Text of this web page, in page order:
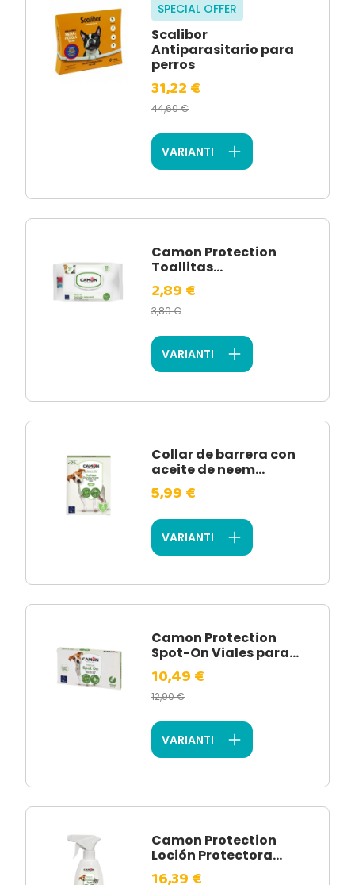
SPECIAL OFFER
Scalibor
Antiparasitario para
perros
31,22 €
44,60 €
VARIANTI
Camon Protection
Toallitas...
2,89 €
3,80 €
VARIANTI
Collar de barrera con
aceite de neem...
5,99 €
VARIANTI
Camon Protection
Spot-On Viales para...
10,49 €
12,90 €
VARIANTI
Camon Protection
Loción Protectora...
16,39 €